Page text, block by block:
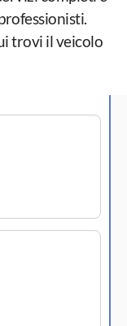
trovi il veicolo